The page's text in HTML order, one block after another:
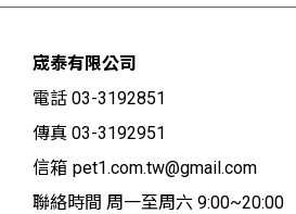
宬泰有限公司
電話 03-3192851
傳真 03-3192951
信箱 pet1.com.tw@gmail.com
聯絡時間 周一至周六 9:00~20:00